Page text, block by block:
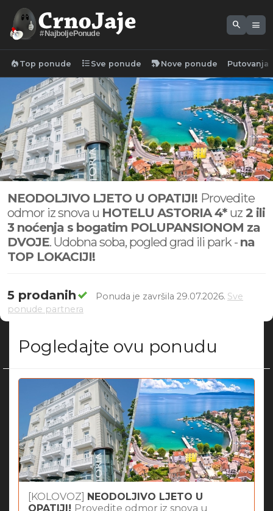
#NajboljePonude
search menu
local_fire_department Top ponude format_list_bulleted Sve ponude new_label Nove ponude Putovanja
NEODOLJIVO LJETO U OPATIJI! Provedite
odmor iz snova u HOTELU ASTORIA 4* uz 2 ili
3 noćenja s bogatim POLUPANSIONOM za
DVOJE. Udobna soba, pogled grad ili park - na
TOP LOKACIJI!
5 prodanih Ponuda je završila 29.07.2026. Sve
ponude partnera
Pogledajte ovu ponudu
[KOLOVOZ] NEODOLJIVO LJETO U
OPATIJI! Provedite odmor iz snova u